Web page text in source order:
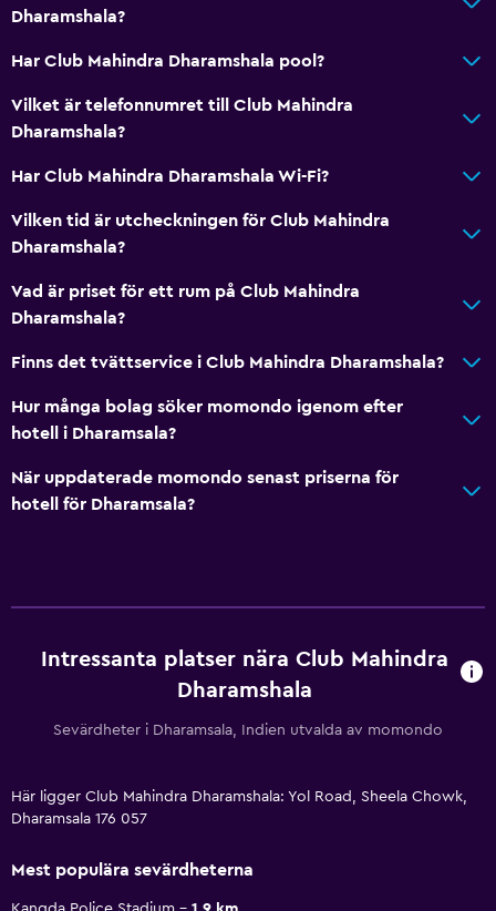
Dharamshala?
Har Club Mahindra Dharamshala pool?
Vilket är telefonnumret till Club Mahindra
Dharamshala?
Har Club Mahindra Dharamshala Wi-Fi?
Vilken tid är utcheckningen för Club Mahindra
Dharamshala?
Vad är priset för ett rum på Club Mahindra
Dharamshala?
Finns det tvättservice i Club Mahindra Dharamshala?
Hur många bolag söker momondo igenom efter
hotell i Dharamsala?
När uppdaterade momondo senast priserna för
hotell för Dharamsala?
Intressanta platser nära Club Mahindra
Dharamshala
Sevärdheter i Dharamsala, Indien utvalda av momondo
Här ligger Club Mahindra Dharamshala: Yol Road, Sheela Chowk,
Dharamsala 176 057
Mest populära sevärdheterna